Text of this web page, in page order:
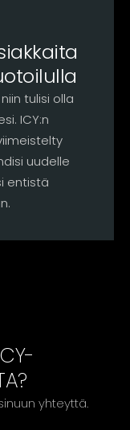
tulisi olla
ICY:n
uudelle
entistä
yhteyttä.